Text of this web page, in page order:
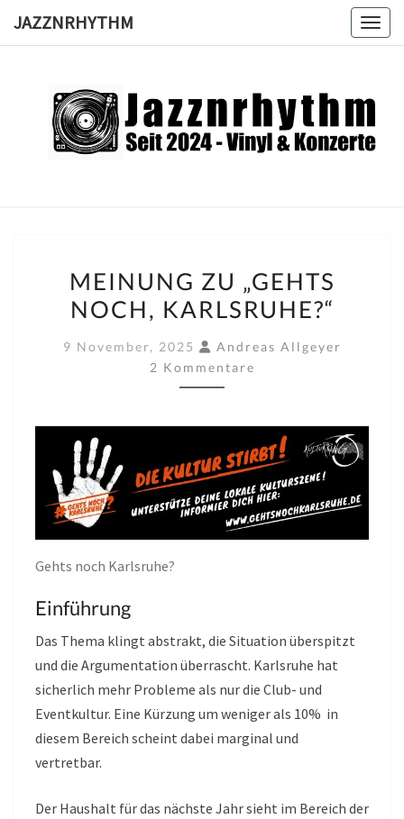
JAZZNRHYTHM
Seit
2024 –
ZU
„GEHTS
KARLSRUHE?“
MEINUNG ZU „GEHTS
NOCH, KARLSRUHE?“
9 November, 2025 Andreas Allgeyer
2 Kommentare
Gehts noch Karlsruhe?
Einführung
Das Thema klingt abstrakt, die Situation überspitzt
und die Argumentation überrascht. Karlsruhe hat
sicherlich mehr Probleme als nur die Club- und
Eventkultur. Eine Kürzung um weniger als 10% in
diesem Bereich scheint dabei marginal und
vertretbar.
Der Haushalt für das nächste Jahr sieht im Bereich der